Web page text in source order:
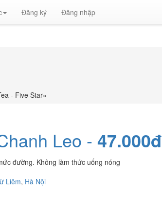
Đăng ký Đăng nhập
- Five Star»
Leo - 47.000đ
đường. Không làm thức uống nóng
Liêm, Hà Nội